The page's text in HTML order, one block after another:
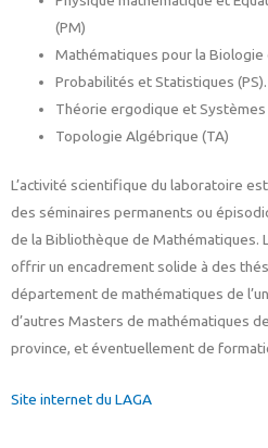
(PM)
Mathématiques pour la Biologie
Probabilités et Statistiques (PS).
Théorie ergodique et Systèmes
Topologie Algébrique (TA)
L’activité scientifique du laboratoire
des séminaires permanents ou
de la Bibliothèque de Mathématiques.
offrir un encadrement solide à des
département de mathématiques de
d’autres Masters de mathématiques
province, et éventuellement de
Site internet du LAGA